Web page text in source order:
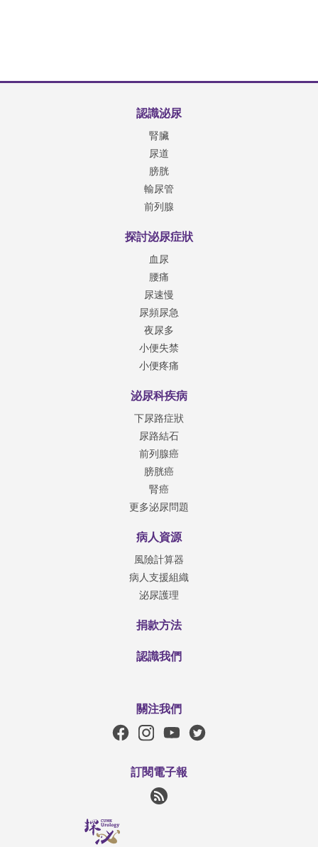
認識泌尿
腎臟
尿道
膀胱
輸尿管
前列腺
探討泌尿症狀
血尿
腰痛
尿速慢
尿頻尿急
夜尿多
小便失禁
小便疼痛
泌尿科疾病
下尿路症狀
尿路結石
前列腺癌
膀胱癌
腎癌
更多泌尿問題
病人資源
風險計算器
病人支援組織
泌尿護理
捐款方法
認識我們
關注我們
訂閱電子報